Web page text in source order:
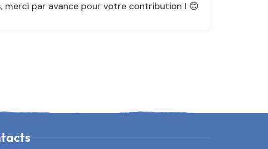
par avance pour votre contribution ! 😊